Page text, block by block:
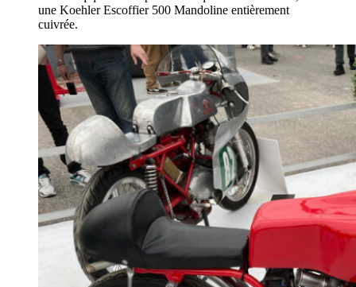
une Koehler Escoffier 500 Mandoline entièrement
cuivrée.